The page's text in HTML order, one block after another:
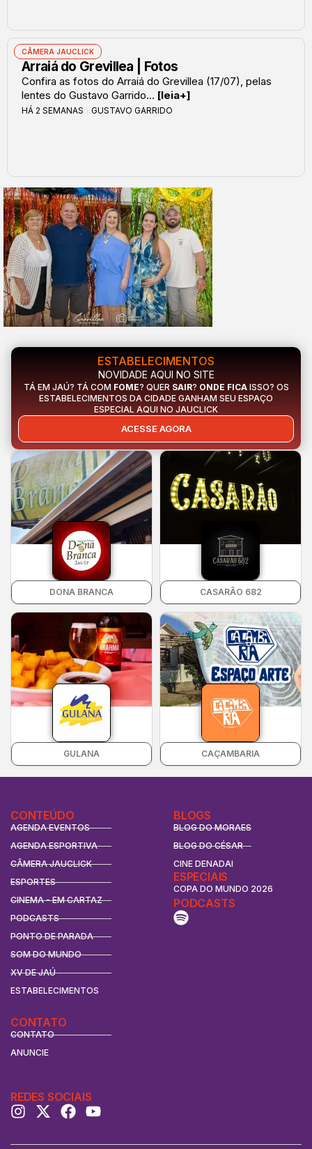
CÂMERA JAUCLICK
Arraiá do Grevillea | Fotos
Confira as fotos do Arraiá do Grevillea (17/07), pelas
lentes do Gustavo Garrido... [leia+]
HÁ 2 SEMANAS GUSTAVO GARRIDO
DONA BRANCA CASARÃO 682
GULANA CAÇAMBARIA
ESTABELECIMENTOS
NOVIDADE AQUI NO SITE
TÁ EM JAÚ? TÁ COM FOME? QUER SAIR? ONDE FICAISSO? OS
ESTABELECIMENTOS DA CIDADE GANHAM SEU ESPAÇO
ESPECIAL AQUI NO JAUCLICK
ACESSE AGORA
CONTEÚDO
AGENDA EVENTOS
AGENDA ESPORTIVA
CÂMERA JAUCLICK
ESPORTES
CINEMA - EM CARTAZ
PODCASTS
PONTO DE PARADA
SOM DO MUNDO
XV DE JAÚ
ESTABELECIMENTOS
BLOGS
BLOG DO MORAES
BLOG DO CÉSAR
CINE DENADAI
ESPECIAIS
COPA DO MUNDO 2026
CONTATO
CONTATO
ANUNCIE
PODCASTS
REDES SOCIAIS